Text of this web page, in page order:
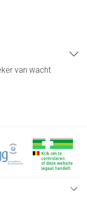
van wacht